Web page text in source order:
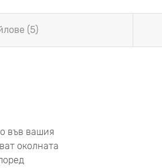
(5)
във вашия
околната